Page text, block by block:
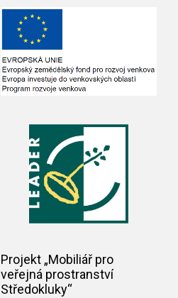
Projekt „Mobiliář pro
veřejná prostranství
Středokluky“